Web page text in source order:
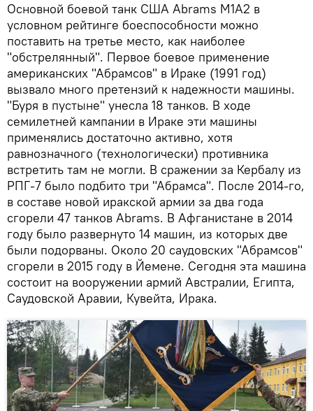
Основной боевой танк США Abrams M1A2 в
условном рейтинге боеспособности можно
поставить на третье место, как наиболее
"обстрелянный". Первое боевое применение
американских "Абрамсов" в Ираке (1991 год)
вызвало много претензий к надежности машины.
"Буря в пустыне" унесла 18 танков. В ходе
семилетней кампании в Ираке эти машины
применялись достаточно активно, хотя
равнозначного (технологически) противника
встретить там не могли. В сражении за Кербалу из
РПГ-7 было подбито три "Абрамса". После 2014-го,
в составе новой иракской армии за два года
сгорели 47 танков Abrams. В Афганистане в 2014
году было развернуто 14 машин, из которых две
были подорваны. Около 20 саудовских "Абрамсов"
сгорели в 2015 году в Йемене. Сегодня эта машина
состоит на вооружении армий Австралии, Египта,
Саудовской Аравии, Кувейта, Ирака.